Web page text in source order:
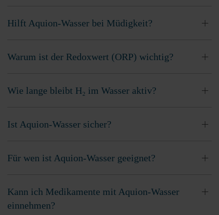
Hilft Aquion-Wasser bei Müdigkeit?
Warum ist der Redoxwert (ORP) wichtig?
Wie lange bleibt H₂ im Wasser aktiv?
Ist Aquion-Wasser sicher?
Für wen ist Aquion-Wasser geeignet?
Kann ich Medikamente mit Aquion-Wasser
einnehmen?